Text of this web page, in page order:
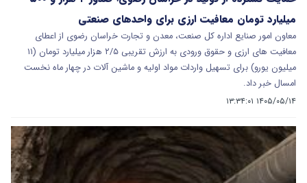
میلیارد تومان معافیت ارزی برای واحدهای صنعتی
معاون امور صنایع اداره کل صنعت، معدن و تجارت خراسان رضوی از اعطای
معافیت‌ های ارزی و حقوق ورودی به ارزش تقریبی ۲/۵ هزار میلیارد تومان (۱۱
میلیون یورو) برای تسهیل واردات مواد اولیه و ماشین‌ آلات در چهار ماه نخست
امسال خبر داد.
۱۴۰۵/۰۵/۱۴ ۱۳:۳۴:۰۱